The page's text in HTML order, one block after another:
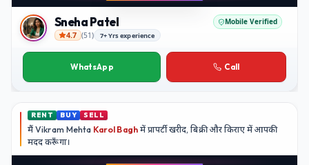
Sneha Patel
Sneha Patel Mobile Verified
4.7 (51) 7+ Yrs experience
WhatsApp Call
RENT BUY SELL
मैंVikram Mehta Karol Baghमें प्रापर्टी खरीद, बिक्री और किराए में आपकी
मददकरूँगा।